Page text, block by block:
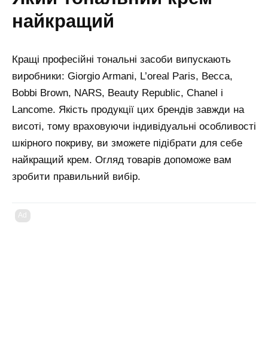
найкращий
Кращі професійні тональні засоби випускають
виробники: Giorgio Armani, L’oreal Paris, Becca,
Bobbi Brown, NARS, Beauty Republic, Chanel і
Lancome. Якість продукції цих брендів завжди на
висоті, тому враховуючи індивідуальні особливості
шкірного покриву, ви зможете підібрати для себе
найкращий крем. Огляд товарів допоможе вам
зробити правильний вибір.
Ad